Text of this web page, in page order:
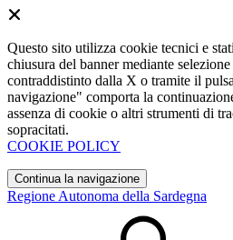
Questo sito utilizza cookie tecnici e
chiusura del banner mediante
contraddistinto dalla X o tramite il
navigazione" comporta la
assenza di cookie o altri strumenti di
sopracitati.
COOKIE POLICY
Continua la navigazione
Regione Autonoma della Sardegna